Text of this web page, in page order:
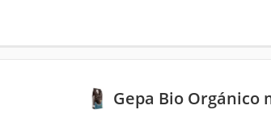
Gepa Bio Orgánico